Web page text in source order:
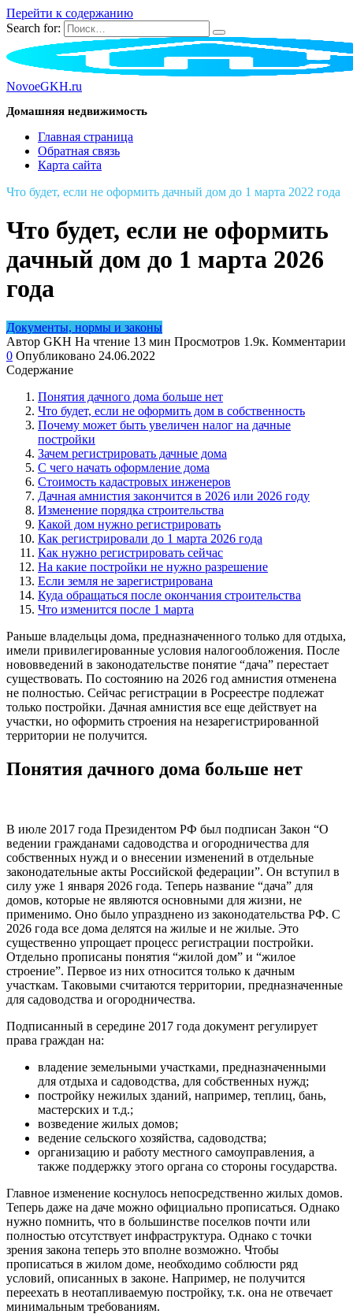
Перейти к содержанию
Search for:
NovoeGKH.ru
Домашняя недвижимость
Главная страница
Обратная связь
Карта сайта
Что будет, если не оформить дачный дом до 1 марта 2022 года
Что будет, если не оформить
дачный дом до 1 марта 2026
года
Документы, нормы и законы
Автор GKH На чтение 13 мин Просмотров 1.9к. Комментарии
0 Опубликовано 24.06.2022
Содержание
Понятия дачного дома больше нет
Что будет, если не оформить дом в собственность
Почему может быть увеличен налог на дачные
постройки
Зачем регистрировать дачные дома
С чего начать оформление дома
Стоимость кадастровых инженеров
Дачная амнистия закончится в 2026 или 2026 году
Изменение порядка строительства
Какой дом нужно регистрировать
Как регистрировали до 1 марта 2026 года
Как нужно регистрировать сейчас
На какие постройки не нужно разрешение
Если земля не зарегистрирована
Куда обращаться после окончания строительства
Что изменится после 1 марта
Раньше владельцы дома, предназначенного только для отдыха,
имели привилегированные условия налогообложения. После
нововведений в законодательстве понятие “дача” перестает
существовать. По состоянию на 2026 год амнистия отменена
не полностью. Сейчас регистрации в Росреестре подлежат
только постройки. Дачная амнистия все еще действует на
участки, но оформить строения на незарегистрированной
территории не получится.
Понятия дачного дома больше нет
В июле 2017 года Президентом РФ был подписан Закон “О
ведении гражданами садоводства и огородничества для
собственных нужд и о внесении изменений в отдельные
законодательные акты Российской федерации”. Он вступил в
силу уже 1 января 2026 года. Теперь название “дача” для
домов, которые не являются основными для жизни, не
применимо. Оно было упразднено из законодательства РФ. С
2026 года все дома делятся на жилые и не жилые. Это
существенно упрощает процесс регистрации постройки.
Отдельно прописаны понятия “жилой дом” и “жилое
строение”. Первое из них относится только к дачным
участкам. Таковыми считаются территории, предназначенные
для садоводства и огородничества.
Подписанный в середине 2017 года документ регулирует
права граждан на:
владение земельными участками, предназначенными
для отдыха и садоводства, для собственных нужд;
постройку нежилых зданий, например, теплиц, бань,
мастерских и т.д.;
возведение жилых домов;
ведение сельского хозяйства, садоводства;
организацию и работу местного самоуправления, а
также поддержку этого органа со стороны государства.
Главное изменение коснулось непосредственно жилых домов.
Теперь даже на даче можно официально прописаться. Однако
нужно помнить, что в большинстве поселков почти или
полностью отсутствует инфраструктура. Однако с точки
зрения закона теперь это вполне возможно. Чтобы
прописаться в жилом доме, необходимо соблюсти ряд
условий, описанных в законе. Например, не получится
переехать в неотапливаемую постройку, т.к. она не отвечает
минимальным требованиям.